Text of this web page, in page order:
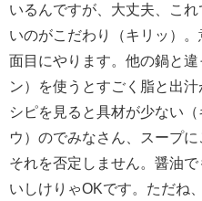
いるんですが、大丈夫、こ
いのがこだわり（キリッ）
面目にやります。他の鍋と
ン）を使うとすごく脂と出
シピを見ると具材が少ない
ウ）のでみなさん、スープ
それを否定しません。醤油
いしけりゃOKです。ただね